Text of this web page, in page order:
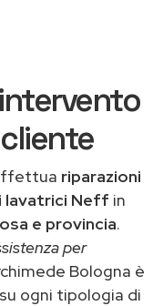
riparazioni
lavatrici Neff in
e provincia.
per
Bologna è
ogni tipologia di